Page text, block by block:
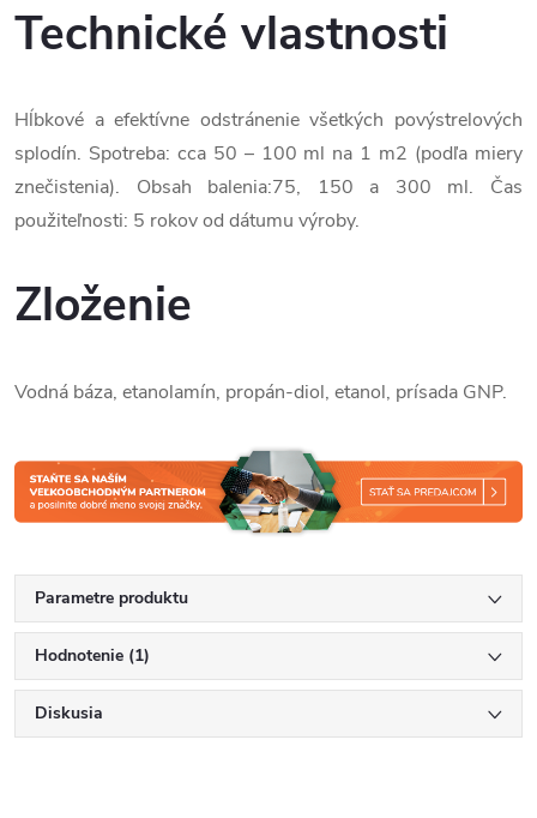
Technické vlastnosti
Hĺbkové a efektívne odstránenie všetkých povýstrelových
splodín. Spotreba: cca 50 – 100 ml na 1 m2 (podľa miery
znečistenia). Obsah balenia:75, 150 a 300 ml. Čas
použiteľnosti: 5 rokov od dátumu výroby.
Zloženie
Vodná báza, etanolamín, propán-diol, etanol, prísada GNP.
Parametre produktu
Hodnotenie (1)
Diskusia